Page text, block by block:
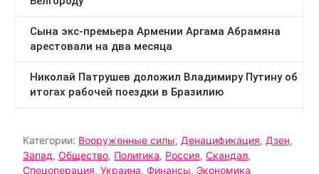
Категории: Вооруженные силы, Денацификация, Дзен,
Запад, Общество, Политика, Россия, Скандал,
Спецоперация, Украина, Финансы, Экономика